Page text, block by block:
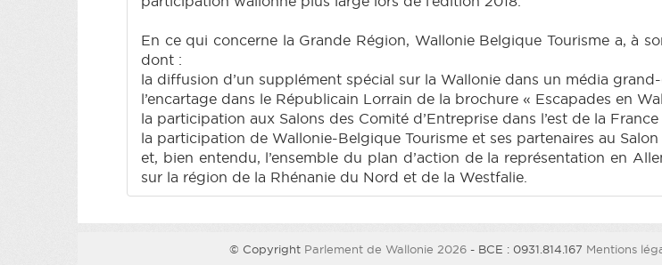
En ce qui concerne la Grande Région, Wallonie Belgique Tourisme a, à
dont :
la diffusion d’un supplément spécial sur la Wallonie dans un média
l’encartage dans le Républicain Lorrain de la brochure « Escapades en
la participation aux Salons des Comité d’Entreprise dans l’est de la France
la participation de Wallonie-Belgique Tourisme et ses partenaires au
et, bien entendu, l’ensemble du plan d’action de la représentation en
sur la région de la Rhénanie du Nord et de la Westfalie.
© Copyright Parlement de Wallonie 2026 - BCE : 0931.814.167 Mentions